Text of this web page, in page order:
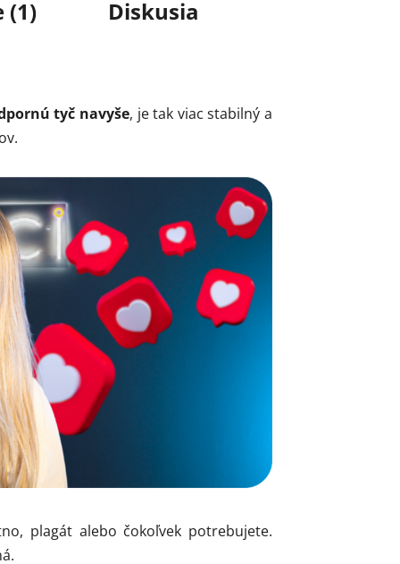
(1) Diskusia
tyč navyše, je tak viac stabilný a
plagát alebo čokoľvek potrebujete.